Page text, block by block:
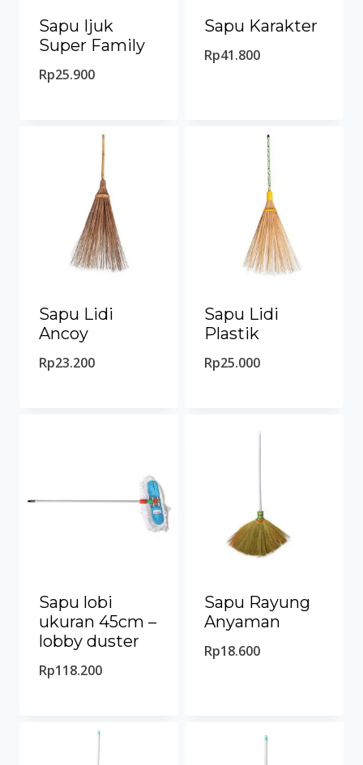
Sapu Ijuk
Super Family
Rp25.900
Sapu Karakter
Rp41.800
Sapu Lidi
Ancoy
Rp23.200
Sapu Lidi
Plastik
Rp25.000
Sapu lobi
ukuran 45cm –
lobby duster
Rp118.200
Sapu Rayung
Anyaman
Rp18.600